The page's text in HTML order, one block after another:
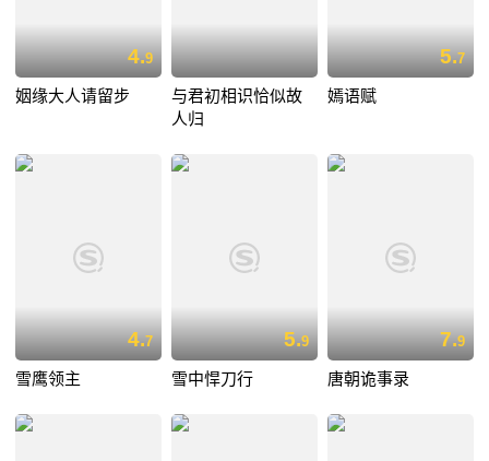
4.9
姻缘大人请留步
与君初相识恰似故
人归
5.7
嫣语赋
4.7
雪鹰领主
5.9
雪中悍刀行
7.9
唐朝诡事录